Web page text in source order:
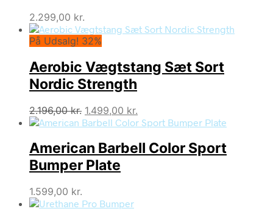
2.299,00 kr.
På Udsalg! 32%
Aerobic Vægtstang Sæt Sort
Nordic Strength
2.196,00kr. Den
oprindelige
var:
2.196,00 kr..
1.499,00 kr.
aktuelle
er:
1.499,00 kr..
American Barbell Color Sport
Bumper Plate
1.599,00 kr.